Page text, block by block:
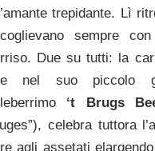
trepidante. Lì
sempre
Due su tutti: la
nel suo piccolo
‘t Brugs
celebra tuttora
agli assetati